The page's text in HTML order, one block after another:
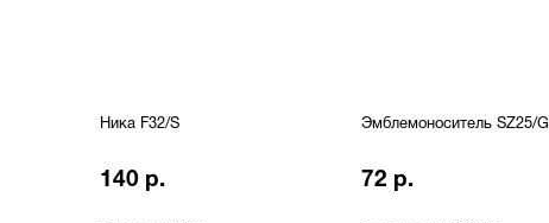
Ника F32/S
140 р.
Эмблемоноситель SZ25/G
72 р.